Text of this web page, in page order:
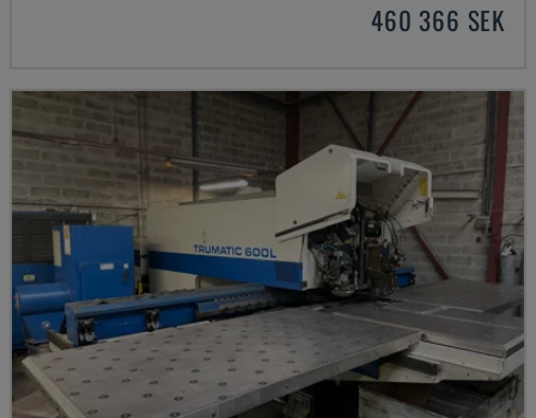
460 366 SEK